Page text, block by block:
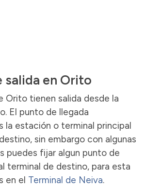
salida en Orito
Orito tienen salida desde la
El punto de llegada
la estación o terminal principal
sin embargo con algunas
puedes fijar algun punto de
terminal de destino, para esta
en el Terminal de Neiva.